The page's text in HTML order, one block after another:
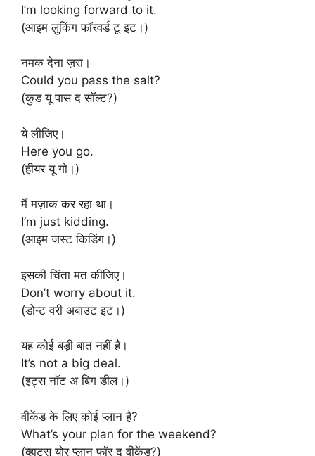
I’m looking forward to it.
(आइम लुकिंग फॉरवर्ड टू इट।)
नमक देना ज़रा।
Could you pass the salt?
(कुड यू पास द सॉल्ट?)
ये लीजिए।
Here you go.
(हीयर यू गो।)
मैं मज़ाक कर रहा था।
I’m just kidding.
(आइम जस्ट किडिंग।)
इसकी चिंता मत कीजिए।
Don’t worry about it.
(डोन्ट वरी अबाउट इट।)
यह कोई बड़ी बात नहीं है।
It’s not a big deal.
(इट्स नॉट अ बिग डील।)
वीकेंड के लिए कोई प्लान है?
What’s your plan for the weekend?
(व्हाट्स योर प्लान फॉर द वीकेंड?)